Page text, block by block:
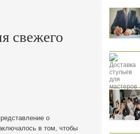
свежего
о
в том, чтобы